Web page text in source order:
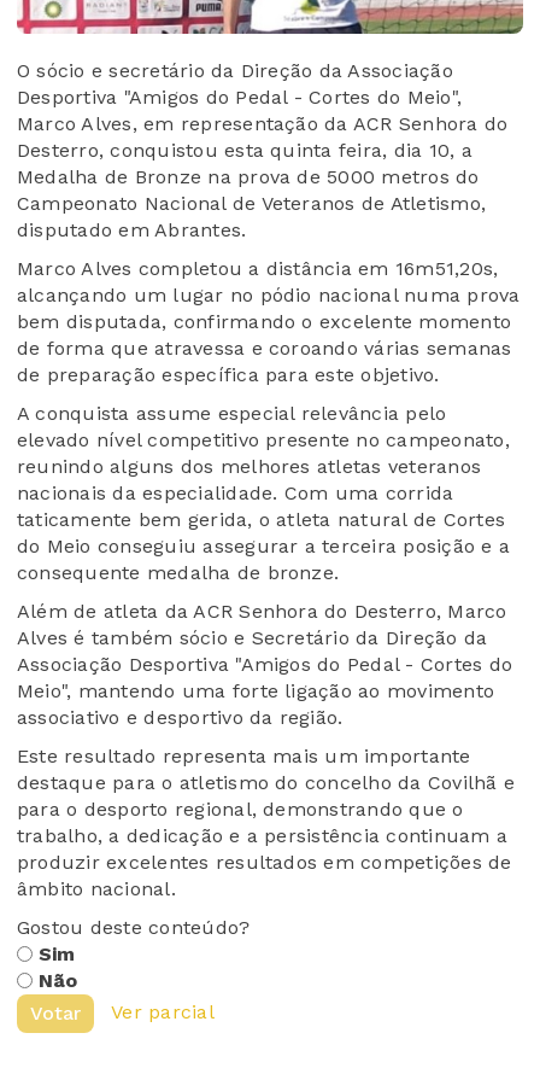
O sócio e secretário da Direção da Associação
Desportiva "Amigos do Pedal - Cortes do Meio",
Marco Alves, em representação da ACR Senhora do
Desterro, conquistou esta quinta feira, dia 10, a
Medalha de Bronze na prova de 5000 metros do
Campeonato Nacional de Veteranos de Atletismo,
disputado em Abrantes.
Marco Alves completou a distância em 16m51,20s,
alcançando um lugar no pódio nacional numa prova
bem disputada, confirmando o excelente momento
de forma que atravessa e coroando várias semanas
de preparação específica para este objetivo.
A conquista assume especial relevância pelo
elevado nível competitivo presente no campeonato,
reunindo alguns dos melhores atletas veteranos
nacionais da especialidade. Com uma corrida
taticamente bem gerida, o atleta natural de Cortes
do Meio conseguiu assegurar a terceira posição e a
consequente medalha de bronze.
Além de atleta da ACR Senhora do Desterro, Marco
Alves é também sócio e Secretário da Direção da
Associação Desportiva "Amigos do Pedal - Cortes do
Meio", mantendo uma forte ligação ao movimento
associativo e desportivo da região.
Este resultado representa mais um importante
destaque para o atletismo do concelho da Covilhã e
para o desporto regional, demonstrando que o
trabalho, a dedicação e a persistência continuam a
produzir excelentes resultados em competições de
âmbito nacional.
Gostou deste conteúdo?
Sim
Não
Votar
Ver parcial